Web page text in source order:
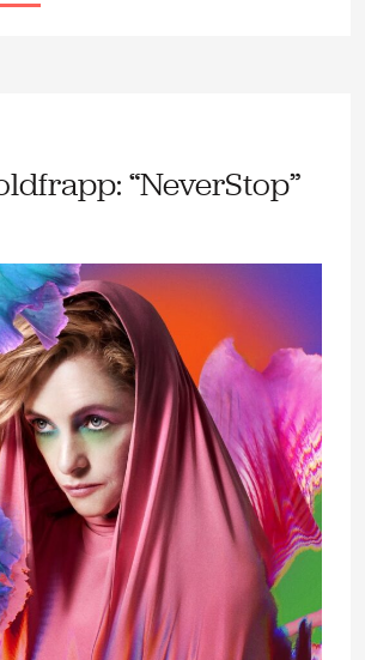
“NeverStop”